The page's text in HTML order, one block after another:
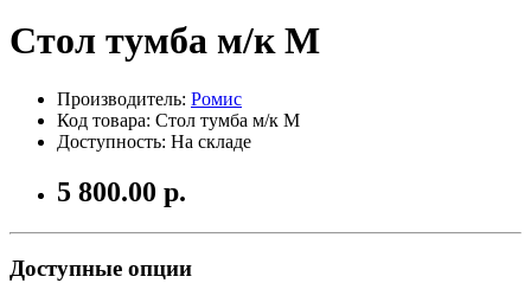
Стол тумба м/к М
Производитель: Ромис
Код товара: Стол тумба м/к М
Доступность: На складе
5 800.00 р.
Доступные опции